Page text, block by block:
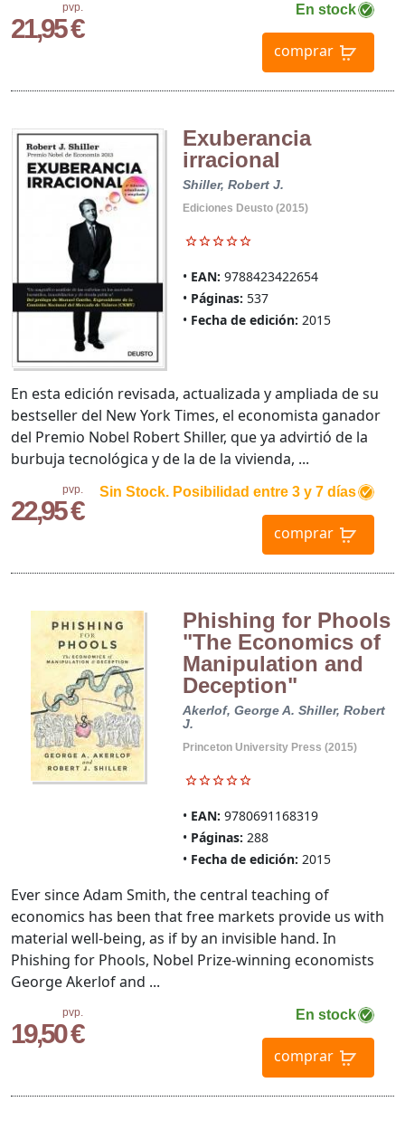
pvp.
21,95 €
En stock
comprar
Exuberancia
irracional
Shiller, Robert J.
Ediciones Deusto (2015)
EAN: 9788423422654
Páginas: 537
Fecha de edición: 2015
pvp.
22,95 €
Sin Stock. Posibilidad entre 3 y 7 días
comprar
En esta edición revisada, actualizada y ampliada de su
bestseller del New York Times, el economista ganador
del Premio Nobel Robert Shiller, que ya advirtió de la
burbuja tecnológica y de la de la vivienda, ...
Phishing for Phools
"The Economics of
Manipulation and
Deception"
Akerlof, George A. Shiller, Robert
J.
Princeton University Press (2015)
EAN: 9780691168319
Páginas: 288
Fecha de edición: 2015
pvp.
19,50 €
En stock
comprar
Ever since Adam Smith, the central teaching of
economics has been that free markets provide us with
material well-being, as if by an invisible hand. In
Phishing for Phools, Nobel Prize-winning economists
George Akerlof and ...